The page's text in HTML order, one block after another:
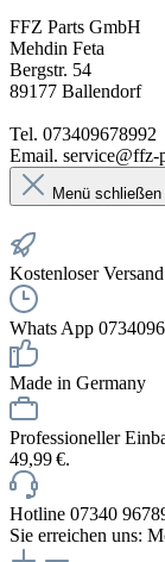
FFZ Parts GmbH
Mehdin Feta
Bergstr. 54
89177 Ballendorf
Tel. 073409678992
Email. service@ffz-
Menü schließen
Kostenloser Versand
Whats App
Made in Germany
Professioneller
49,99 €.
Hotline 07340
Sie erreichen uns: